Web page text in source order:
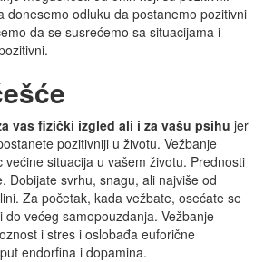
donesemo odluku da postanemo pozitivni
da se susrećemo sa situacijama i
vas fizički izgled ali i za vašu psihu jer
pozitivniji u životu. Vežbanje
većine situacija u vašem životu. Prednosti
Dobijate svrhu, snagu, ali najviše od
Za početak, kada vežbate, osećate se
većeg samopouzdanja. Vežbanje
i stres i oslobađa euforične
endorfina i dopamina.